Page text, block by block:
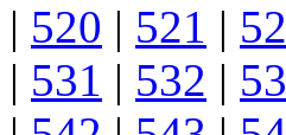
| 520 | 521 |
| 531 | 532 |